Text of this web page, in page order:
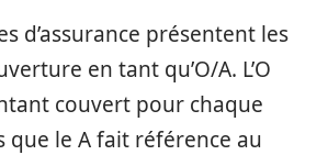
d’assurance présentent les
en tant qu’O/A. L’O
couvert pour chaque
que le A fait référence au